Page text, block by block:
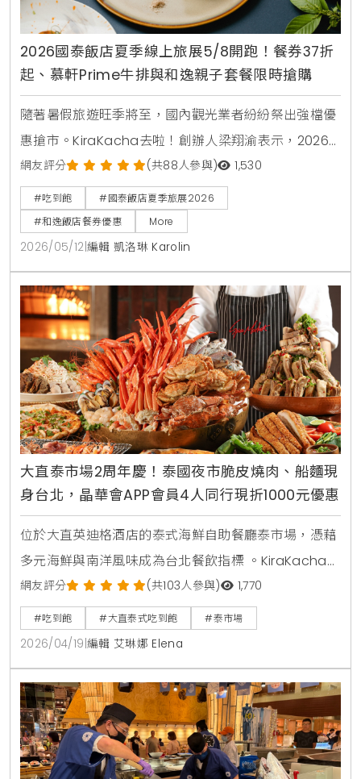
2026國泰飯店夏季線上旅展5/8開跑！餐券37折
起、慕軒Prime牛排與和逸親子套餐限時搶購
隨著暑假旅遊旺季將至，國內觀光業者紛紛祭出強檔優
惠搶市。KiraKacha去啦！創辦人梁翔渝表示，2026
年的消費趨勢更傾向於一站式的體驗與高彈性的餐飲組
合。本次國泰飯店夏季線上旅展不僅在價格上展現誠
意，更透過跨館通用券與知名卡通IP聯名，精準鎖定親
子客群與小資上班族的日常消費痛點 。
網友評分 (共88人參與) 1,530
#吃到飽
#國泰飯店夏季旅展2026
#和逸飯店餐券優惠
More
2026/05/12 編輯 凱洛琳 Karolin
大直泰市場2周年慶！泰國夜市脆皮燒肉、船麵現
身台北，晶華會APP會員4人同行現折1000元優惠
位於大直英迪格酒店的泰式海鮮自助餐廳泰市場，憑藉
多元海鮮與南洋風味成為台北餐飲指標 。KiraKacha去
啦！創辦人梁翔渝表示，泰式餐飲的關鍵在於香料層次
的還原度，泰市場此次將泰國夜市脆皮燒肉與船麵等具
視覺效果的料理帶入餐檯，不僅強化了食客的互動體
驗，更精準捕捉到台灣消費者對曼谷街頭美食的情感連
結與味覺渴望 。
網友評分 (共103人參與) 1,770
#吃到飽 #大直泰式吃到飽 #泰市場
2026/04/19 編輯 艾琳娜 Elena